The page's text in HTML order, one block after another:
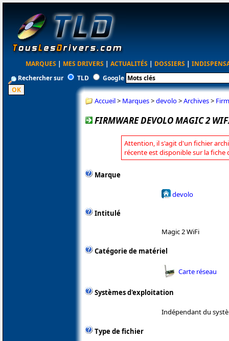
MARQUES | MES DRIVERS | ACTUALITÉS | DOSSIERS |
Rechercher sur
TLD Google
Accueil> Marques>devolo>Archives>
FIRMWARE DEVOLO MAGIC 2
Attention, il s'agit d'un fichier
récente est disponible sur la fiche
Marque
devolo
Intitulé
Magic 2 WiFi
Catégorie de matériel
Carte réseau
Systèmes d'exploitation
Indépendant du
Type de fichier